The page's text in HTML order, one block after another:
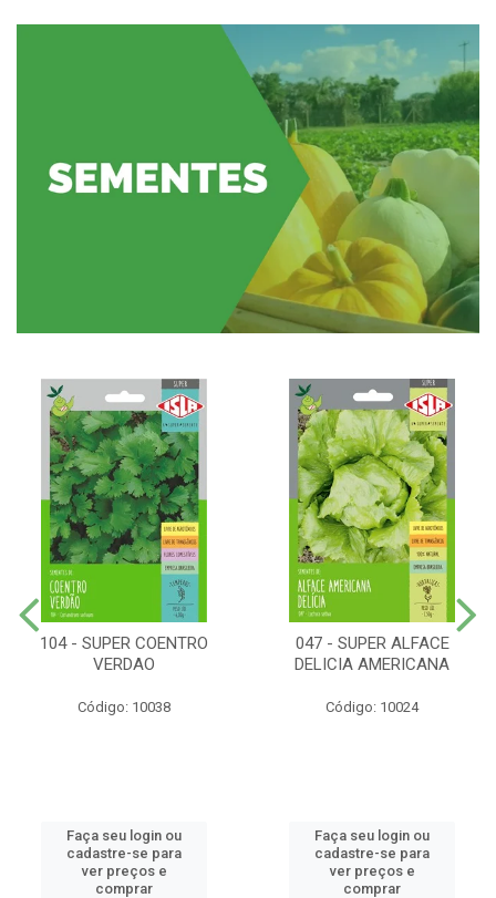
104 - SUPER COENTRO
VERDAO
Código: 10038
Faça seu login ou
cadastre-se para
ver preços e
comprar
047 - SUPER ALFACE
DELICIA AMERICANA
Código: 10024
Faça seu login ou
cadastre-se para
ver preços e
comprar